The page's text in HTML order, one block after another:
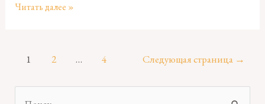
Читать далее »
1 2 … 4 Следующая страница →